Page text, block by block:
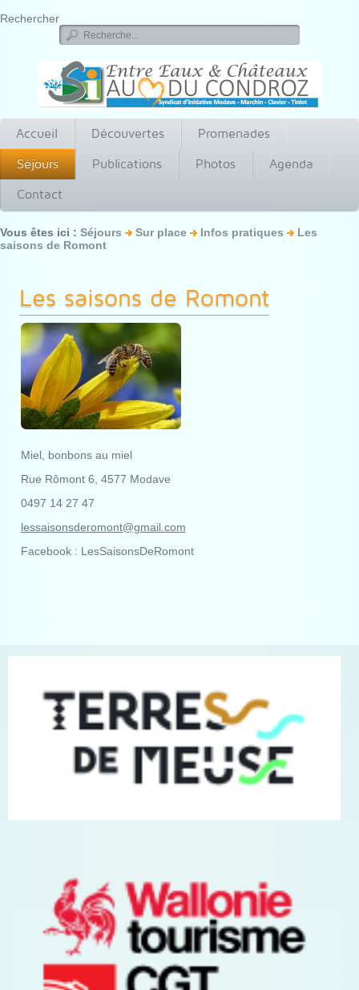
Rechercher
Accueil Découvertes
Promenades
Séjours
Publications Photos
Agenda
Contact
Vous êtes ici : Séjours Sur place Infos pratiques
Les
saisons de Romont
Les saisons de Romont
Miel, bonbons au miel
Rue Rômont 6, 4577 Modave
0497 14 27 47
lessaisonsderomont@gmail.com
Facebook : LesSaisonsDeRomont